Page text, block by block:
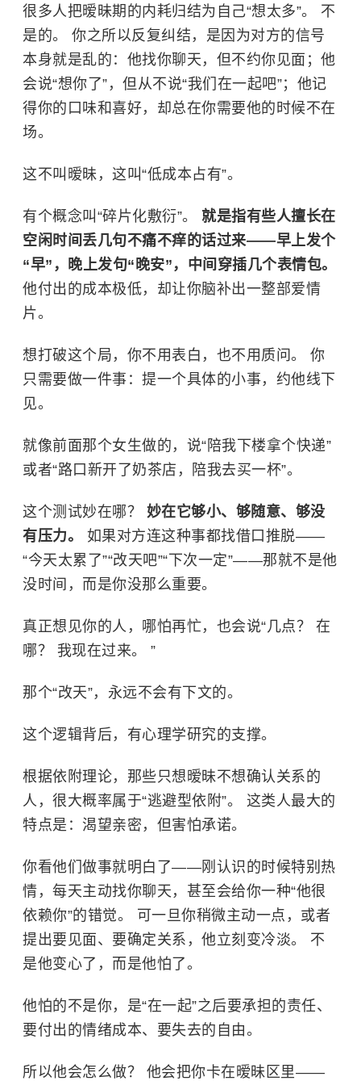
很多人把暧昧期的内耗归结为自己“想太多”。 不
是的。 你之所以反复纠结，是因为对方的信号
本身就是乱的：他找你聊天，但不约你见面；他
会说“想你了”，但从不说“我们在一起吧”；他记
得你的口味和喜好，却总在你需要他的时候不在
场。
这不叫暧昧，这叫“低成本占有”。
有个概念叫“碎片化敷衍”。 就是指有些人擅长在
空闲时间丢几句不痛不痒的话过来——早上发个
“早”，晚上发句“晚安”，中间穿插几个表情包。
他付出的成本极低，却让你脑补出一整部爱情
片。
想打破这个局，你不用表白，也不用质问。 你
只需要做一件事：提一个具体的小事，约他线下
见。
就像前面那个女生做的，说“陪我下楼拿个快递”
或者“路口新开了奶茶店，陪我去买一杯”。
这个测试妙在哪？ 妙在它够小、够随意、够没
有压力。 如果对方连这种事都找借口推脱——
“今天太累了”“改天吧”“下次一定”——那就不是他
没时间，而是你没那么重要。
真正想见你的人，哪怕再忙，也会说“几点？ 在
哪？ 我现在过来。 ”
那个“改天”，永远不会有下文的。
这个逻辑背后，有心理学研究的支撑。
根据依附理论，那些只想暧昧不想确认关系的
人，很大概率属于“逃避型依附”。 这类人最大的
特点是：渴望亲密，但害怕承诺。
你看他们做事就明白了——刚认识的时候特别热
情，每天主动找你聊天，甚至会给你一种“他很
依赖你”的错觉。 可一旦你稍微主动一点，或者
提出要见面、要确定关系，他立刻变冷淡。 不
是他变心了，而是他怕了。
他怕的不是你，是“在一起”之后要承担的责任、
要付出的情绪成本、要失去的自由。
所以他会怎么做？ 他会把你卡在暧昧区里——